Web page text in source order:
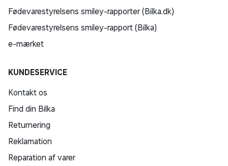
Fødevarestyrelsens smiley-rapporter (Bilka.dk)
Fødevarestyrelsens smiley-rapport (Bilka)
e-mærket
KUNDESERVICE
Kontakt os
Find din Bilka
Returnering
Reklamation
Reparation af varer